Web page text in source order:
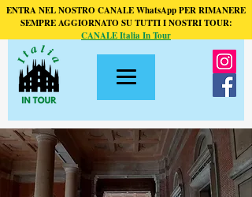
ENTRA NEL NOSTRO CANALE WhatsApp PER RIMANERE
SEMPRE AGGIORNATO SU TUTTI I NOSTRI TOUR:
CANALE Italia In Tour